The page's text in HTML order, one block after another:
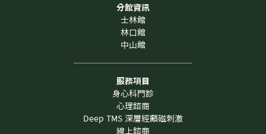
分館資訊
士林館
林口館
中山館
服務項目
身心科門診
心理諮商
Deep TMS 深層經顱磁刺激
線上諮商